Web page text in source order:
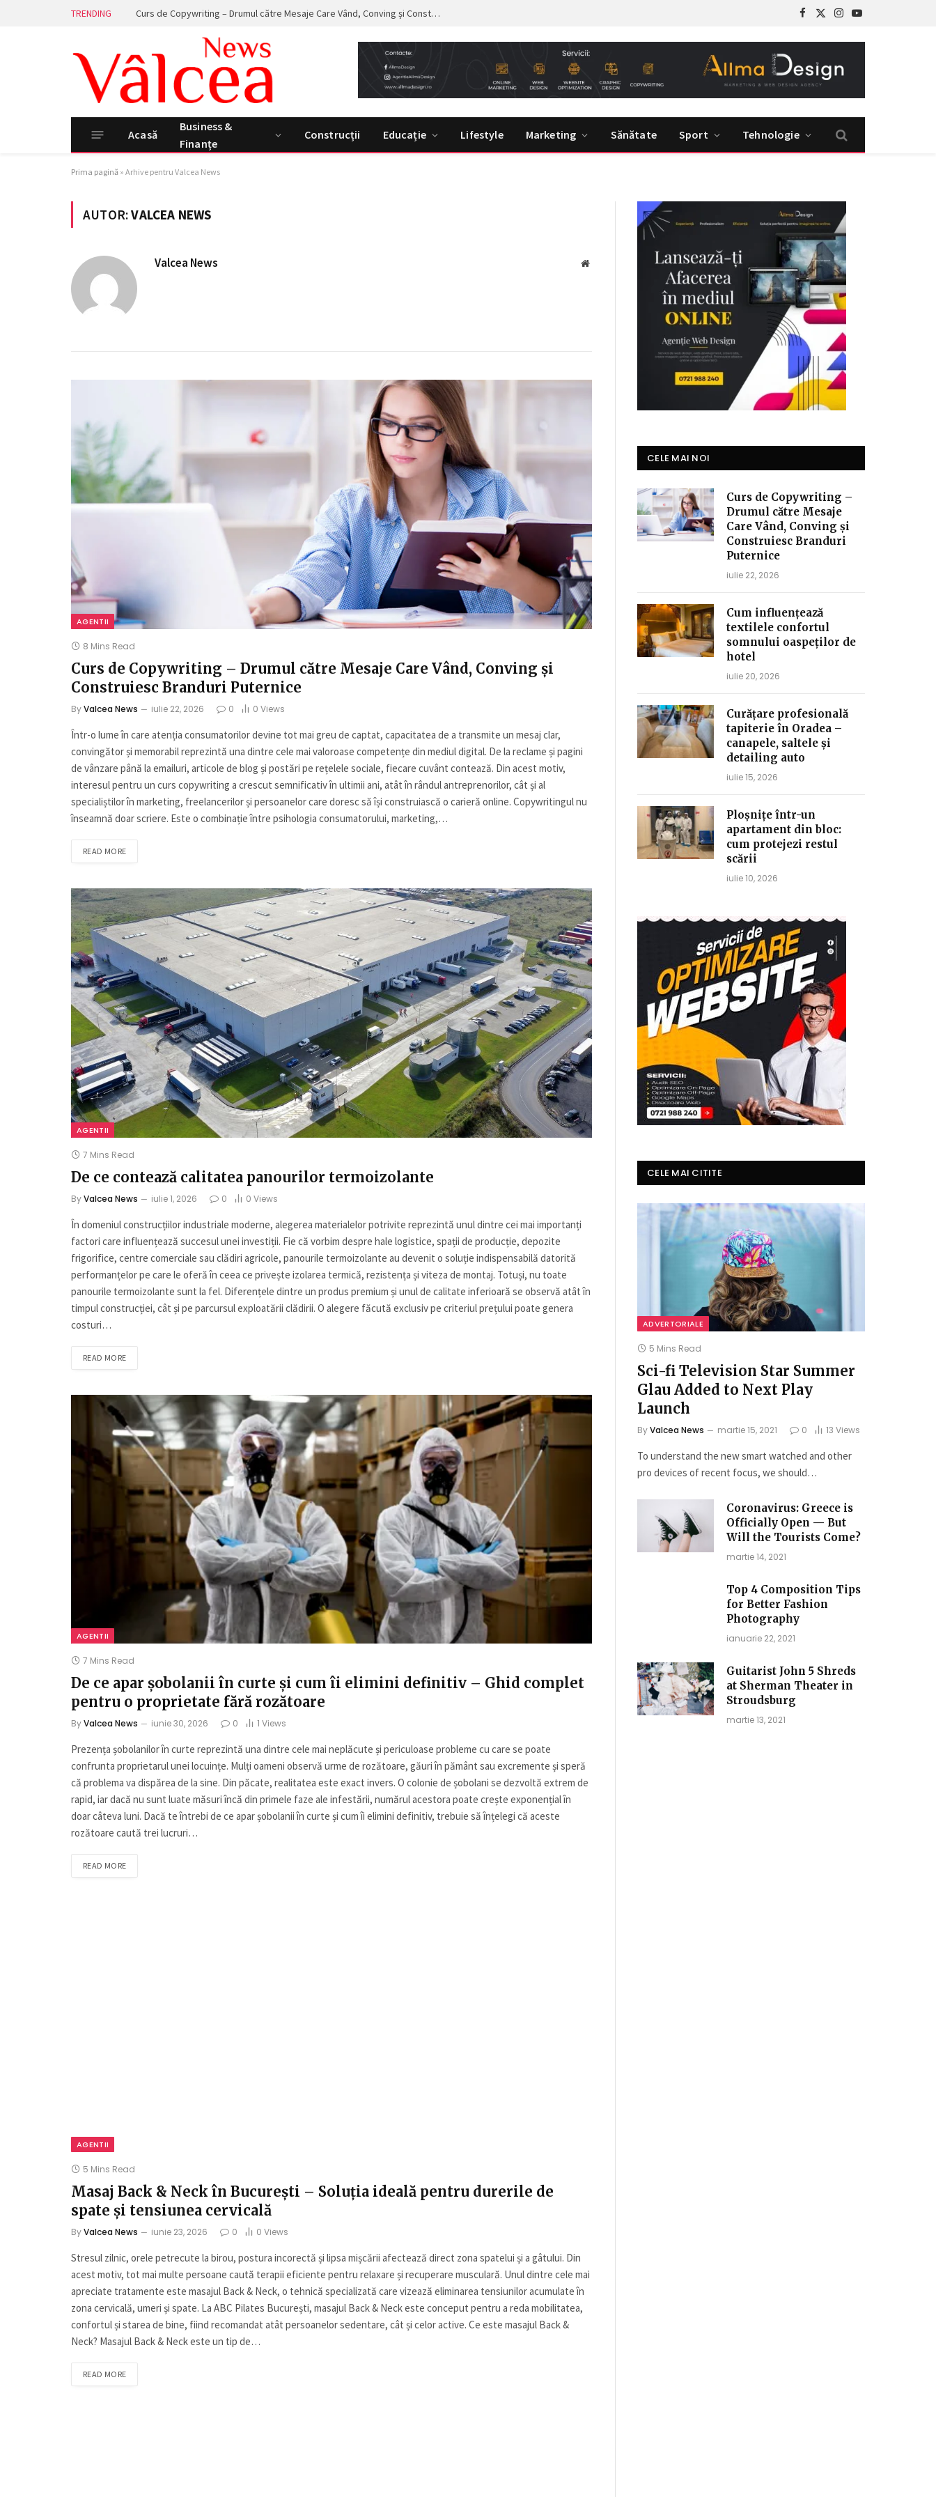
TRENDING Curs de Copywriting – Drumul către Mesaje Care Vând, Conving și Construiesc Branduri Puternice Facebook
X
Instagram
YouTube
Acasă
Business &
Finanțe
Construcții Educație Lifestyle Marketing Sănătate Sport Tehnologie
Prima pagină » Arhive pentru Valcea News
AUTOR:VALCEA NEWS
Valcea News Website
AGENTII
8 Mins Read
Curs de Copywriting – Drumul către Mesaje Care Vând, Conving și
Construiesc Branduri Puternice
ByValcea News iulie 22, 2026 0 0 Views
Într-o lume în care atenția consumatorilor devine tot mai greu de captat, capacitatea de a transmite un mesaj clar,
convingător și memorabil reprezintă una dintre cele mai valoroase competențe din mediul digital. De la reclame și pagini
de vânzare până la emailuri, articole de blog și postări pe rețelele sociale, fiecare cuvânt contează. Din acest motiv,
interesul pentru un curs copywriting a crescut semnificativ în ultimii ani, atât în rândul antreprenorilor, cât și al
specialiștilor în marketing, freelancerilor și persoanelor care doresc să își construiască o carieră online. Copywritingul nu
înseamnă doar scriere. Este o combinație între psihologia consumatorului, marketing,…
READ MORE
AGENTII
7 Mins Read
De ce contează calitatea panourilor termoizolante
ByValcea News iulie 1, 2026 0 0 Views
În domeniul construcțiilor industriale moderne, alegerea materialelor potrivite reprezintă unul dintre cei mai importanți
factori care influențează succesul unei investiții. Fie că vorbim despre hale logistice, spații de producție, depozite
frigorifice, centre comerciale sau clădiri agricole, panourile termoizolante au devenit o soluție indispensabilă datorită
performanțelor pe care le oferă în ceea ce privește izolarea termică, rezistența și viteza de montaj. Totuși, nu toate
panourile termoizolante sunt la fel. Diferențele dintre un produs premium și unul de calitate inferioară se observă atât în
timpul construcției, cât și pe parcursul exploatării clădirii. O alegere făcută exclusiv pe criteriul prețului poate genera
costuri…
READ MORE
AGENTII
7 Mins Read
De ce apar șobolanii în curte și cum îi elimini definitiv – Ghid complet
pentru o proprietate fără rozătoare
ByValcea News iunie 30, 2026 0 1 Views
Prezența șobolanilor în curte reprezintă una dintre cele mai neplăcute și periculoase probleme cu care se poate
confrunta proprietarul unei locuințe. Mulți oameni observă urme de rozătoare, găuri în pământ sau excremente și speră
că problema va dispărea de la sine. Din păcate, realitatea este exact invers. O colonie de șobolani se dezvoltă extrem de
rapid, iar dacă nu sunt luate măsuri încă din primele faze ale infestării, numărul acestora poate crește exponențial în
doar câteva luni. Dacă te întrebi de ce apar șobolanii în curte și cum îi elimini definitiv, trebuie să înțelegi că aceste
rozătoare caută trei lucruri…
READ MORE
AGENTII
5 Mins Read
Masaj Back & Neck în București – Soluția ideală pentru durerile de
spate și tensiunea cervicală
ByValcea News iunie 23, 2026 0 0 Views
Stresul zilnic, orele petrecute la birou, postura incorectă și lipsa mișcării afectează direct zona spatelui și a gâtului. Din
acest motiv, tot mai multe persoane caută terapii eficiente pentru relaxare și recuperare musculară. Unul dintre cele mai
apreciate tratamente este masajul Back & Neck, o tehnică specializată care vizează eliminarea tensiunilor acumulate în
zona cervicală, umeri și spate. La ABC Pilates București, masajul Back & Neck este conceput pentru a reda mobilitatea,
confortul și starea de bine, fiind recomandat atât persoanelor sedentare, cât și celor active. Ce este masajul Back &
Neck? Masajul Back & Neck este un tip de…
READ MORE
CELE MAI NOI
Curs de Copywriting –
Drumul către Mesaje
Care Vând, Conving și
Construiesc Branduri
Puternice
iulie 22, 2026
Cum influențează
textilele confortul
somnului oaspeților de
hotel
iulie 20, 2026
Curățare profesională
tapiterie în Oradea –
canapele, saltele și
detailing auto
iulie 15, 2026
Ploșnițe într-un
apartament din bloc:
cum protejezi restul
scării
iulie 10, 2026
CELE MAI CITITE
ADVERTORIALE
5 Mins Read
Sci-fi Television Star Summer
Glau Added to Next Play
Launch
ByValcea News martie 15, 2021 0 13 Views
To understand the new smart watched and other
pro devices of recent focus, we should…
Coronavirus: Greece is
Officially Open — But
Will the Tourists Come?
martie 14, 2021
Top 4 Composition Tips
for Better Fashion
Photography
ianuarie 22, 2021
Guitarist John 5 Shreds
at Sherman Theater in
Stroudsburg
martie 13, 2021